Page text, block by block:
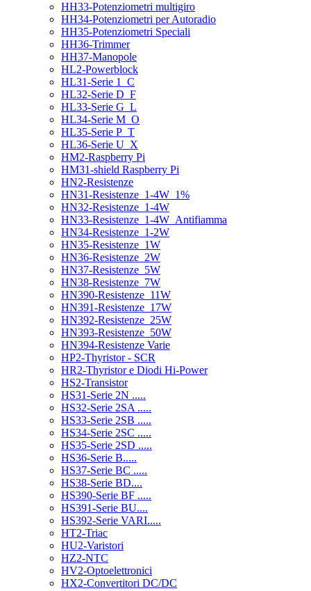
HH33-Potenziometri multigiro
HH34-Potenziometri per Autoradio
HH35-Potenziometri Speciali
HH36-Trimmer
HH37-Manopole
HL2-Powerblock
HL31-Serie 1_C
HL32-Serie D_F
HL33-Serie G_L
HL34-Serie M_O
HL35-Serie P_T
HL36-Serie U_X
HM2-Raspberry Pi
HM31-shield Raspberry Pi
HN2-Resistenze
HN31-Resistenze_1-4W_1%
HN32-Resistenze_1-4W
HN33-Resistenze_1-4W_Antifiamma
HN34-Resistenze_1-2W
HN35-Resistenze_1W
HN36-Resistenze_2W
HN37-Resistenze_5W
HN38-Resistenze_7W
HN390-Resistenze_11W
HN391-Resistenze_17W
HN392-Resistenze_25W
HN393-Resistenze_50W
HN394-Resistenze Varie
HP2-Thyristor - SCR
HR2-Thyristor e Diodi Hi-Power
HS2-Transistor
HS31-Serie 2N .....
HS32-Serie 2SA .....
HS33-Serie 2SB .....
HS34-Serie 2SC .....
HS35-Serie 2SD .....
HS36-Serie B.....
HS37-Serie BC .....
HS38-Serie BD....
HS390-Serie BF .....
HS391-Serie BU....
HS392-Serie VARI.....
HT2-Triac
HU2-Varistori
HZ2-NTC
HV2-Optoelettronici
HX2-Convertitori DC/DC